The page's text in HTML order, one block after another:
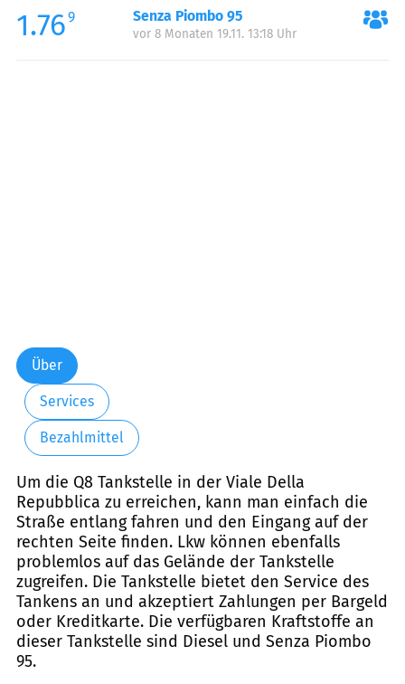
1.769 Senza Piombo 95
vor 8 Monaten 19.11. 13:18 Uhr
Über
Services
Bezahlmittel
Um die Q8 Tankstelle in der Viale Della
Repubblica zu erreichen, kann man einfach die
Straße entlang fahren und den Eingang auf der
rechten Seite finden. Lkw können ebenfalls
problemlos auf das Gelände der Tankstelle
zugreifen. Die Tankstelle bietet den Service des
Tankens an und akzeptiert Zahlungen per Bargeld
oder Kreditkarte. Die verfügbaren Kraftstoffe an
dieser Tankstelle sind Diesel und Senza Piombo
95.